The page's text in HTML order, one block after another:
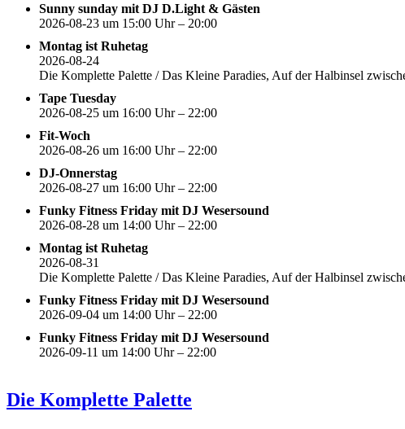
Sunny sunday mit DJ D.Light & Gästen
2026-08-23 um 15:00 Uhr – 20:00
Montag ist Ruhetag
2026-08-24
Die Komplette Palette / Das Kleine Paradies, Auf der Halbinsel
Tape Tuesday
2026-08-25 um 16:00 Uhr – 22:00
Fit-Woch
2026-08-26 um 16:00 Uhr – 22:00
DJ-Onnerstag
2026-08-27 um 16:00 Uhr – 22:00
Funky Fitness Friday mit DJ Wesersound
2026-08-28 um 14:00 Uhr – 22:00
Montag ist Ruhetag
2026-08-31
Die Komplette Palette / Das Kleine Paradies, Auf der Halbinsel
Funky Fitness Friday mit DJ Wesersound
2026-09-04 um 14:00 Uhr – 22:00
Funky Fitness Friday mit DJ Wesersound
2026-09-11 um 14:00 Uhr – 22:00
Die Komplette Palette